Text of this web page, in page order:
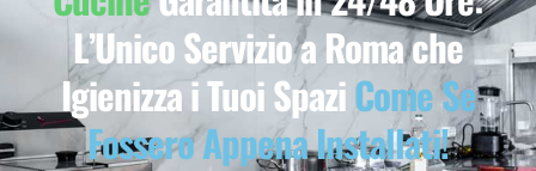
L’Unico Servizio a Roma che
Igienizza i Tuoi SpaziCome Se
Fossero Appena Installati!